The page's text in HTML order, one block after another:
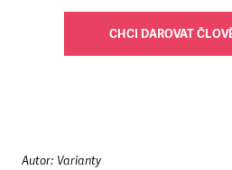
CHCI DAROVAT
Autor: Varianty